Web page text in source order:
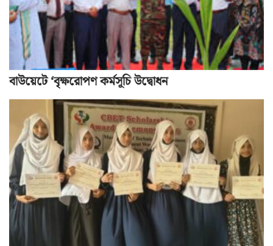
বাউয়েটে ‘বৃক্ষরোপণ কর্মসূচি উদ্বোধন